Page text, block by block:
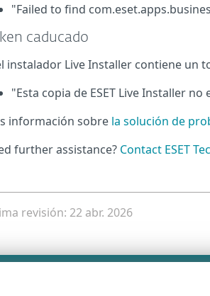
"Failed to find
caducado
instalador Live Installer contiene un
"Esta copia de ESET Live Installer
información sobre la solución de
further assistance? Contact ESET
revisión: 22 abr. 2026